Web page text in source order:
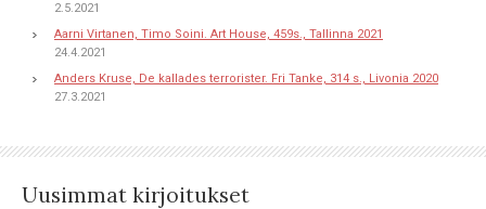
2.5.2021
Aarni Virtanen, Timo Soini. Art House, 459s., Tallinna 2021
24.4.2021
Anders Kruse, De kallades terrorister. Fri Tanke, 314 s., Livonia 2020
27.3.2021
Uusimmat kirjoitukset